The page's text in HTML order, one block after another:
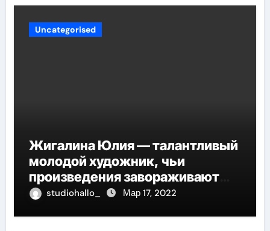
Uncategorised
Жигалина Юлия — талантливый
молодой художник, чьи
произведения завораживают
своей искренностью и
studiohallo_ Мар 17, 2022